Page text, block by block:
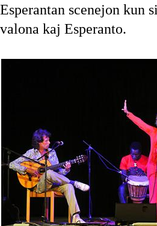
Esperantan scenejon kun
valona kaj Esperanto.